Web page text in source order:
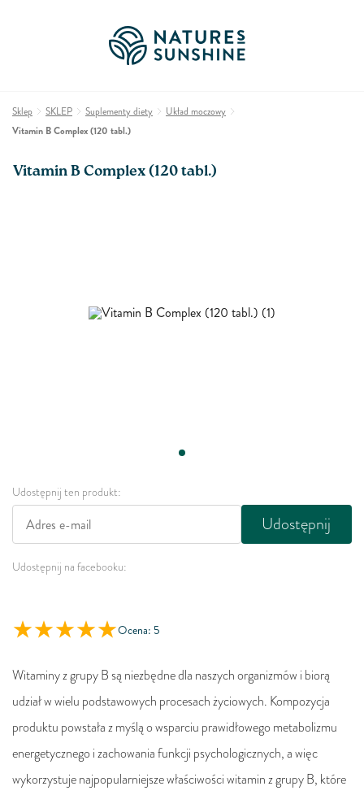
Sklep SKLEP Suplementy diety
Układ moczowy
Vitamin B Complex (120 tabl.)
Vitamin B Complex (120 tabl.)
Udostępnij ten produkt:
Udostępnij
Udostępnij na facebooku:
Ocena: 5
Witaminy z grupy B są niezbędne dla naszych organizmów i biorą
udział w wielu podstawowych procesach życiowych. Kompozycja
produktu powstała z myślą o wsparciu prawidłowego metabolizmu
energetycznego i zachowania funkcji psychologicznych, a więc
wykorzystuje najpopularniejsze właściwości witamin z grupy B, które